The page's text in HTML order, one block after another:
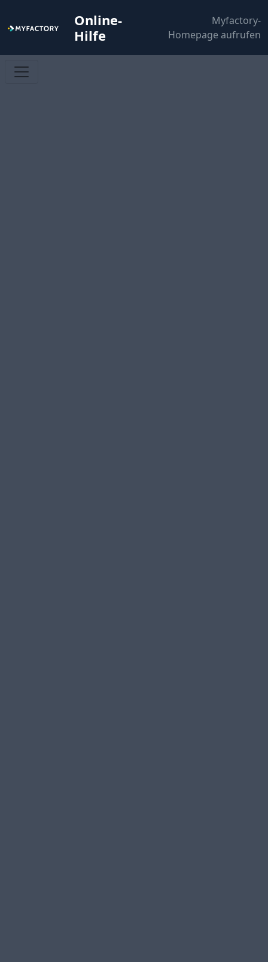
Online-
Hilfe
Myfactory-
Homepage aufrufen